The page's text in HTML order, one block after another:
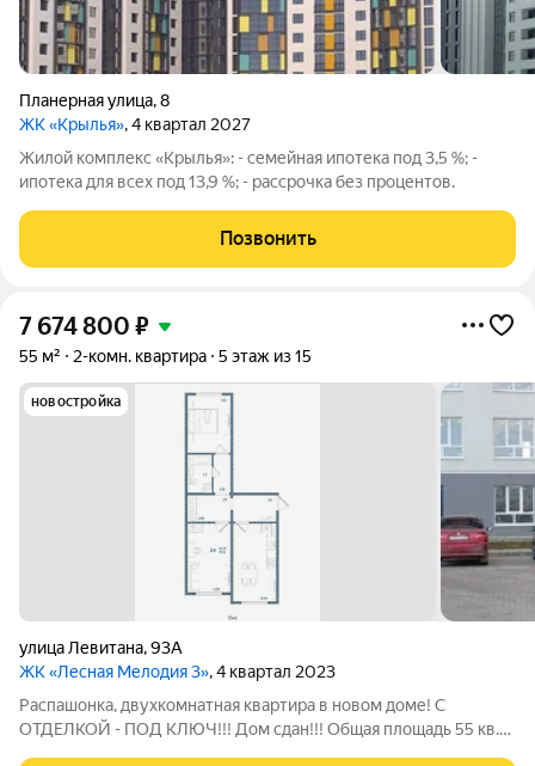
Планерная улица,8
ЖК «Крылья», 4 квартал 2027
Жилой комплекс «Крылья»: - семейная ипотека под 3,5 %; -
ипотека для всех под 13,9 %; - рассрочка без процентов.
Позвонить
7 674 800 ₽
55 м² 2-комн. квартира 5 этаж из 15
новостройка
улица Левитана,93А
ЖК «Лесная Мелодия 3», 4 квартал 2023
Распашонка, двухкомнатная квартира в новoм доме! С
ОТДЕЛКОЙ - ПОД КЛЮЧ!!! Дом сдан!!! Общая площадь 55 кв.м,